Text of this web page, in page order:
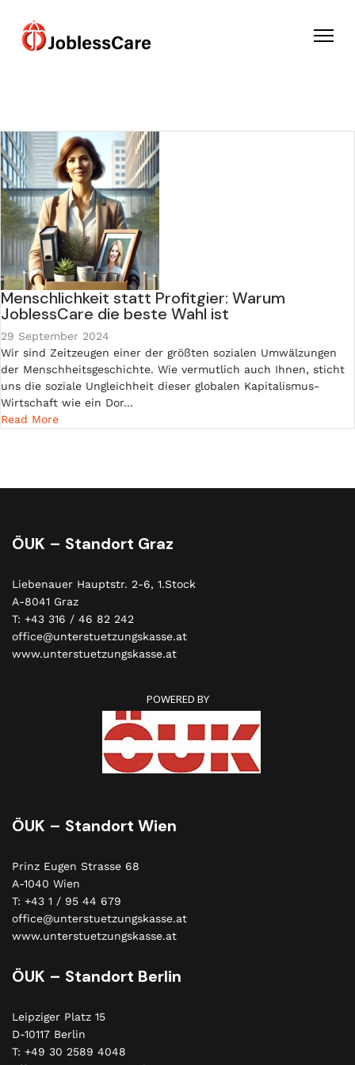
Menschlichkeit statt Profitgier: Warum
JoblessCare die beste Wahl ist
29 September 2024
Wir sind Zeitzeugen einer der größten sozialen Umwälzungen
der Menschheitsgeschichte. Wie vermutlich auch Ihnen, sticht
uns die soziale Ungleichheit dieser globalen Kapitalismus-
Wirtschaft wie ein Dor...
Read More
ÖUK – Standort Graz
Liebenauer Hauptstr. 2-6, 1.Stock
A-8041 Graz
T: +43 316 / 46 82 242
office@unterstuetzungskasse.at
www.unterstuetzungskasse.at
POWERED BY
ÖUK – Standort Wien
Prinz Eugen Strasse 68
A-1040 Wien
T: +43 1 / 95 44 679
office@unterstuetzungskasse.at
www.unterstuetzungskasse.at
ÖUK – Standort Berlin
Leipziger Platz 15
D-10117 Berlin
T: +49 30 2589 4048